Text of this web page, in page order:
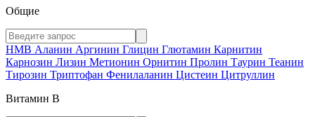
Общие
HMB Аланин Аргинин Глицин Глютамин Карнитин
Карнозин Лизин Метионин Орнитин Пролин Таурин Теанин
Тирозин Триптофан Фенилаланин Цистеин Цитруллин
Витамин В